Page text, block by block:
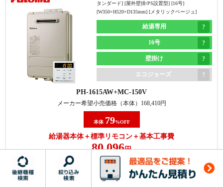
タンダード] [屋外壁掛/PS設置型] [16号]
[W350×H520×D135mm] [メタリックベージュ]
給湯専用
16号
壁掛け
エコジョーズ
PH-1615AW MC-150V
メーカー希望小売価格（本体） 168,410円
本体 79%OFF
給湯器本体＋標準リモコン＋基本工事費
80,096円
商品詳細